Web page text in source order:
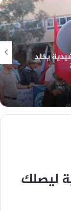
يخلد
ليصلك